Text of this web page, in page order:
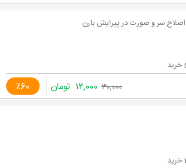
اصلاح سر و صورت در پیرایش بارن
٪60 ۳۰,۰۰۰ ۱۲,۰۰۰ تومان